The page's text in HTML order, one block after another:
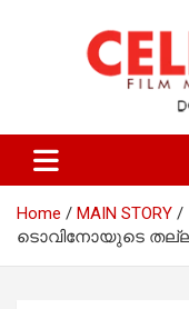
celluloid
Home
MAIN STORY
ടൊവിനോയുടെ